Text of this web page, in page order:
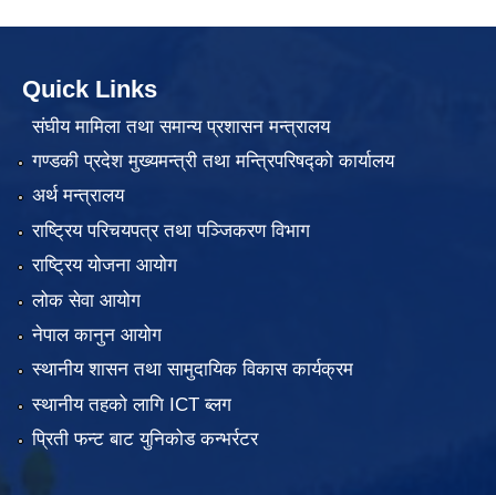
Quick Links
संघीय मामिला तथा समान्य प्रशासन मन्त्रालय
गण्डकी प्रदेश मुख्यमन्त्री तथा मन्त्रिपरिषद्को कार्यालय
अर्थ मन्त्रालय
राष्ट्रिय परिचयपत्र तथा पञ्जिकरण विभाग
राष्ट्रिय योजना आयोग
लोक सेवा आयोग
नेपाल कानुन आयोग
स्थानीय शासन तथा सामुदायिक विकास कार्यक्रम
स्थानीय तहको लागि ICT ब्लग
प्रिती फन्ट बाट युनिकोड कन्भर्रटर